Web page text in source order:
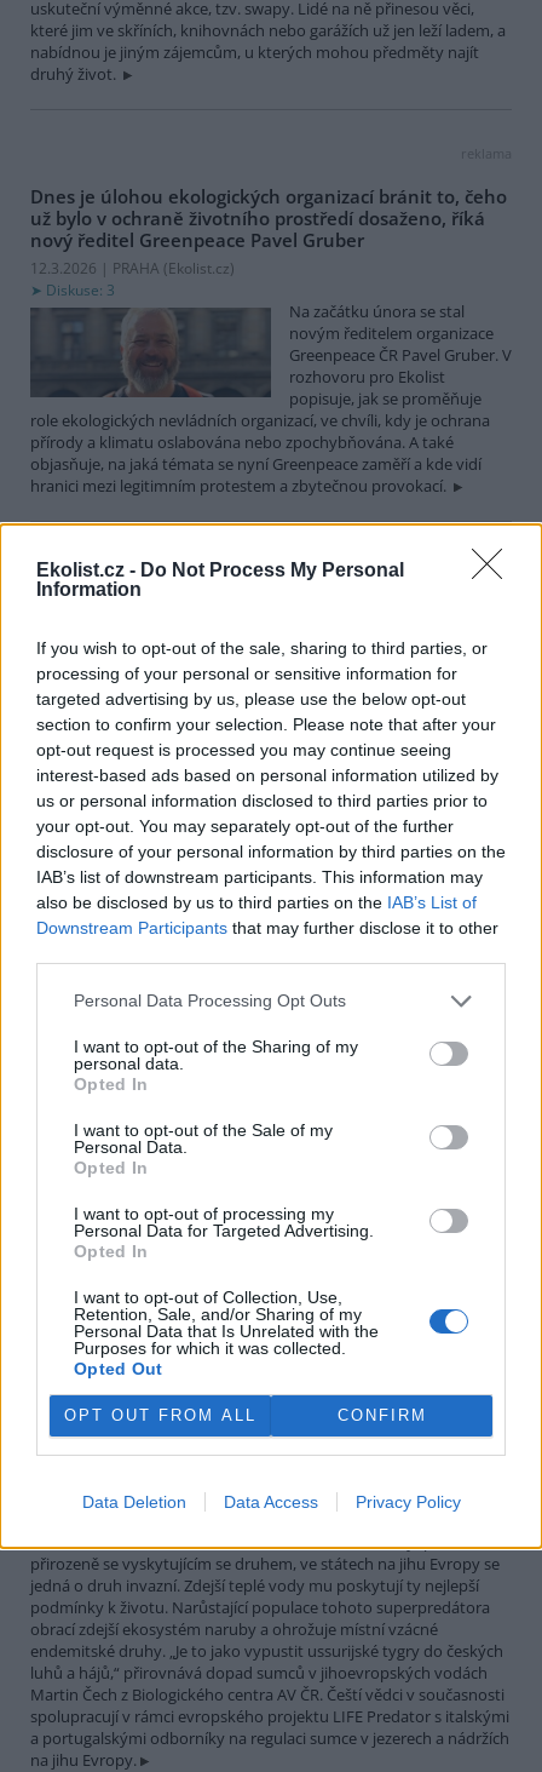
Ekolist.cz - Do Not Process My Personal
Information
If you wish to opt-out of the sale, sharing to third parties, or
processing of your personal or sensitive information for
targeted advertising by us, please use the below opt-out
section to confirm your selection. Please note that after your
opt-out request is processed you may continue seeing
interest-based ads based on personal information utilized by
us or personal information disclosed to third parties prior to
your opt-out. You may separately opt-out of the further
disclosure of your personal information by third parties on the
IAB’s list of downstream participants. This information may
also be disclosed by us to third parties on the IAB’s List of
Downstream Participants that may further disclose it to other
Personal Data Processing Opt Outs
I want to opt-out of the Sharing of my
personal data.
Opted In
I want to opt-out of the Sale of my
Personal Data.
Opted In
I want to opt-out of processing my
Personal Data for Targeted Advertising.
Opted In
I want to opt-out of Collection, Use,
Retention, Sale, and/or Sharing of my
Personal Data that Is Unrelated with the
Purposes for which it was collected.
Opted Out
OPT OUT FROM ALL CONFIRM
Data Deletion Data Access Privacy Policy
uskuteční výměnné akce, tzv. swapy. Lidé na ně přinesou věci,
které jim ve skříních, knihovnách nebo garážích už jen leží ladem, a
nabídnou je jiným zájemcům, u kterých mohou předměty najít
druhý život.
reklama
Dnes je úlohou ekologických organizací bránit to, čeho
už bylo v ochraně životního prostředí dosaženo, říká
nový ředitel Greenpeace Pavel Gruber
12.3.2026 | PRAHA (Ekolist.cz)
Diskuse: 3
Na začátku února se stal
novým ředitelem organizace
Greenpeace ČR Pavel Gruber. V
rozhovoru pro Ekolist
popisuje, jak se proměňuje
role ekologických nevládních organizací, ve chvíli, kdy je ochrana
přírody a klimatu oslabována nebo zpochybňována. A také
objasňuje, na jaká témata se nyní Greenpeace zaměří a kde vidí
hranici mezi legitimním protestem a zbytečnou provokací.
Martin Nawrath: I v případě environmentálního žalu
platí, že sdílená bolest je poloviční bolest
Ekologická úzkost,
environmentální žal, klimatický
smutek. Jsou to nové
fenomény, nebo prožívali
podobné pocity i lidé v
minulosti? Obavy z měnícího se životního prostředí jsou na jednu
stranu přirozené a racionální. Někdy ale mohou narůst až do
takové míry, že člověka paralyzují. Jak poznáme, že nastal čas říci si
o podporu nebo pomoc a kde ji hledat? I o tom jsme hovořili s
Martinem Nawrathem, terapeutem a facilitátorem zabývajícím se
péčí o duševní zdraví také v kontextu probíhající klimatické krize a
proměn životního prostředí.
„Furt ve střehu.“ Manažer přírody Vilém Jurek o
26.11.2025 | PRAHA (Ekolist.cz)
Vilém Jurek je krajinný ekolog,
který zasvětil svůj profesní
končící projekt LIFE South
Moravia, jehož cílem byla obnova stepních biotopů na jižní
Moravě. Mluví o významu pastvy, invazních druzích, složitých
diplomatických jednáních s vlastníky i o tom, proč je důležité
vydržet – i když výsledky nejsou vidět hned. A také o tom, co ho k
přírodě přivedlo, proč má slabost pro Kamenný vrch a jakou roli v
Sumec velký na jihu Evropy? Tamní ekosystémy nejsou
na takového superpredátora připraveny, říká Martin
22.9.2025 | PRAHA (Ekolist.cz)
Diskuse: 26
Sumec velký (Silurus glanis) je
rybou Evropy. Vrcholový
v našich vodách je původním
přirozeně se vyskytujícím se druhem, ve státech na jihu Evropy se
jedná o druh invazní. Zdejší teplé vody mu poskytují ty nejlepší
podmínky k životu. Narůstající populace tohoto superpredátora
obrací zdejší ekosystém naruby a ohrožuje místní vzácné
endemitské druhy. „Je to jako vypustit ussurijské tygry do českých
luhů a hájů,“ přirovnává dopad sumců v jihoevropských vodách
Martin Čech z Biologického centra AV ČR. Čeští vědci v současnosti
spolupracují v rámci evropského projektu LIFE Predator s italskými
a portugalskými odborníky na regulaci sumce v jezerech a nádržích
na jihu Evropy.